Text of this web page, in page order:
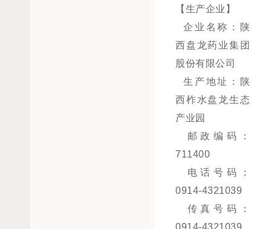
【生产企业】
企业名称：陕
西盘龙药业集团
股份有限公司
生产地址：陕
西柞水盘龙生态
产业园
邮政编码：
711400
电话号码：
0914-4321039
传真号码：
0914-4321039